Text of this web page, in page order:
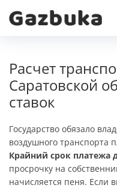
Расчет
Саратовской
ставок
Государство обязало
воздушного транспорта
Крайний срок платежа
просрочку на
начисляется пеня. Если